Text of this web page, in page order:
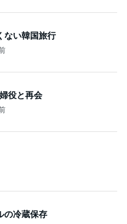
ハンバーグ
ったプレゼント